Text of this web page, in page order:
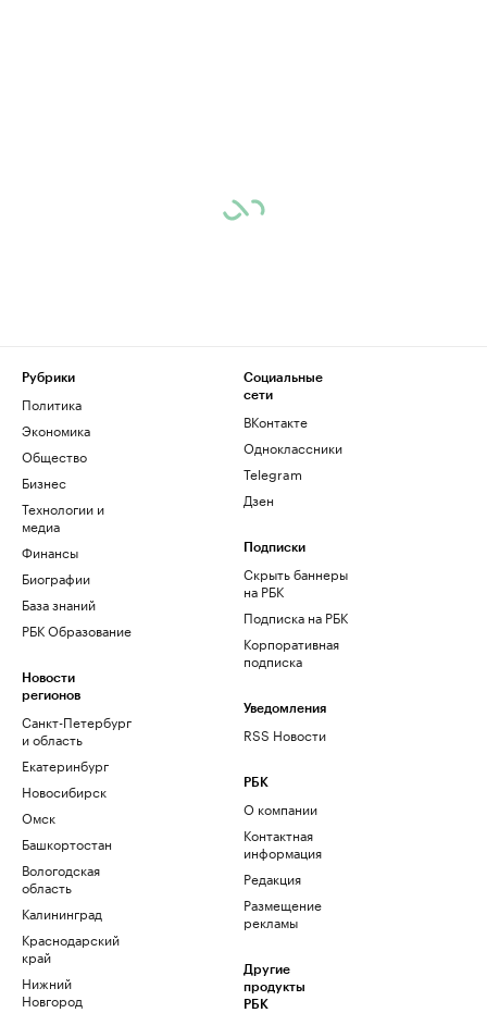
Рубрики
Политика
Экономика
Общество
Бизнес
Технологии и
медиа
Финансы
Биографии
База знаний
РБК Образование
Новости
регионов
Санкт-Петербург
и область
Екатеринбург
Новосибирск
Омск
Башкортостан
Вологодская
область
Калининград
Краснодарский
край
Нижний
Новгород
Социальные
сети
ВКонтакте
Одноклассники
Telegram
Дзен
Подписки
Скрыть баннеры
на РБК
Подписка на РБК
Корпоративная
подписка
Уведомления
RSS Новости
РБК
О компании
Контактная
информация
Редакция
Размещение
рекламы
Другие
продукты
РБК